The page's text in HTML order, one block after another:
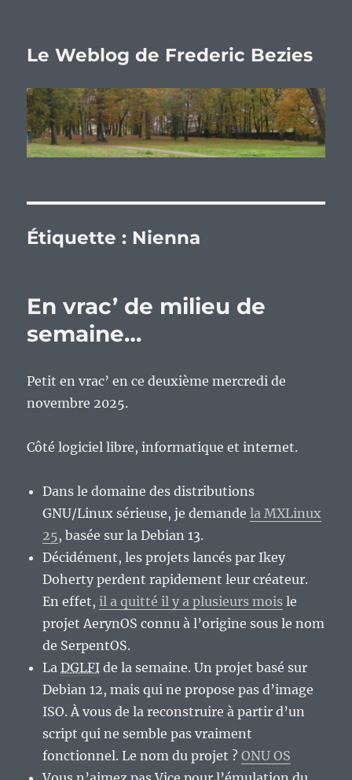
Le Weblog de Frederic Bezies
Étiquette : Nienna
En vrac’ de milieu de
semaine…
Petit en vrac’ en ce deuxième mercredi de
novembre 2025.
Côté logiciel libre, informatique et internet.
Dans le domaine des distributions
GNU/Linux sérieuse, je demandela MXLinux
25, basée sur la Debian 13.
Décidément, les projets lancés par Ikey
Doherty perdent rapidement leur créateur.
En effet,il a quitté il y a plusieurs mois le
projet AerynOS connu à l’origine sous le nom
de SerpentOS.
LaDGLFI de la semaine. Un projet basé sur
Debian 12, mais qui ne propose pas d’image
ISO. À vous de la reconstruire à partir d’un
script qui ne semble pas vraiment
fonctionnel. Le nom du projet ?ONU OS